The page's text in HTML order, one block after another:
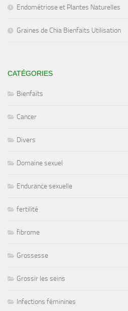
Endométriose et Plantes Naturelles
Graines de Chia Bienfaits Utilisation
CATÉGORIES
Bienfaits
Cancer
Divers
Domaine sexuel
Endurance sexuelle
fertilité
fibrome
Grossesse
Grossir les seins
Infections féminines